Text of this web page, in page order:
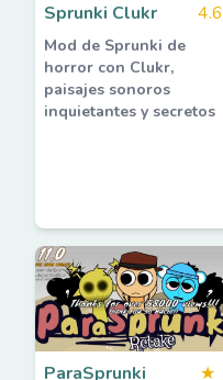
Sprunki Clukr
4.6
Mod de Sprunki de
horror con Clukr,
paisajes sonoros
inquietantes y secretos
ParaSprunki ★